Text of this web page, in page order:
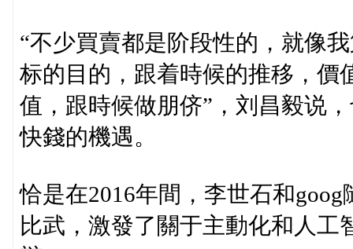
“不少買賣都是阶段性的，就像
标的目的，跟着時候的推移，價
值，跟時候做朋侪”，刘昌毅说
快錢的機遇。
恰是在2016年間，李世石和
比武，激發了關于主動化和人